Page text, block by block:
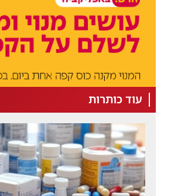
עוד כותרות